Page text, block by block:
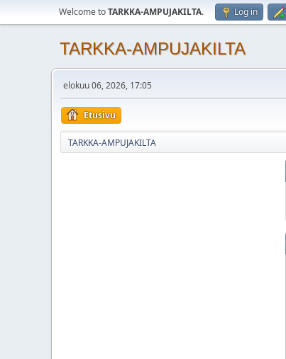
Welcome toTARKKA-AMPUJAKILTA. Log in
TARKKA-AMPUJAKILTA
elokuu 06, 2026, 17:05
Etusivu
TARKKA-AMPUJAKILTA